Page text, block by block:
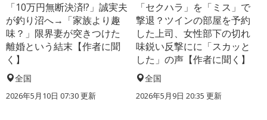
「10万円無断決済!?」誠実夫
が釣り沼へ→「家族より趣
味？」限界妻が突きつけた
離婚という結末【作者に聞
く】
全国
2026年5月10日 07:30 更新
「セクハラ」を「ミス」で
撃退？ツインの部屋を予約
した上司、女性部下の切れ
味鋭い反撃にに「スカッと
した」の声【作者に聞く】
全国
2026年5月9日 20:35 更新